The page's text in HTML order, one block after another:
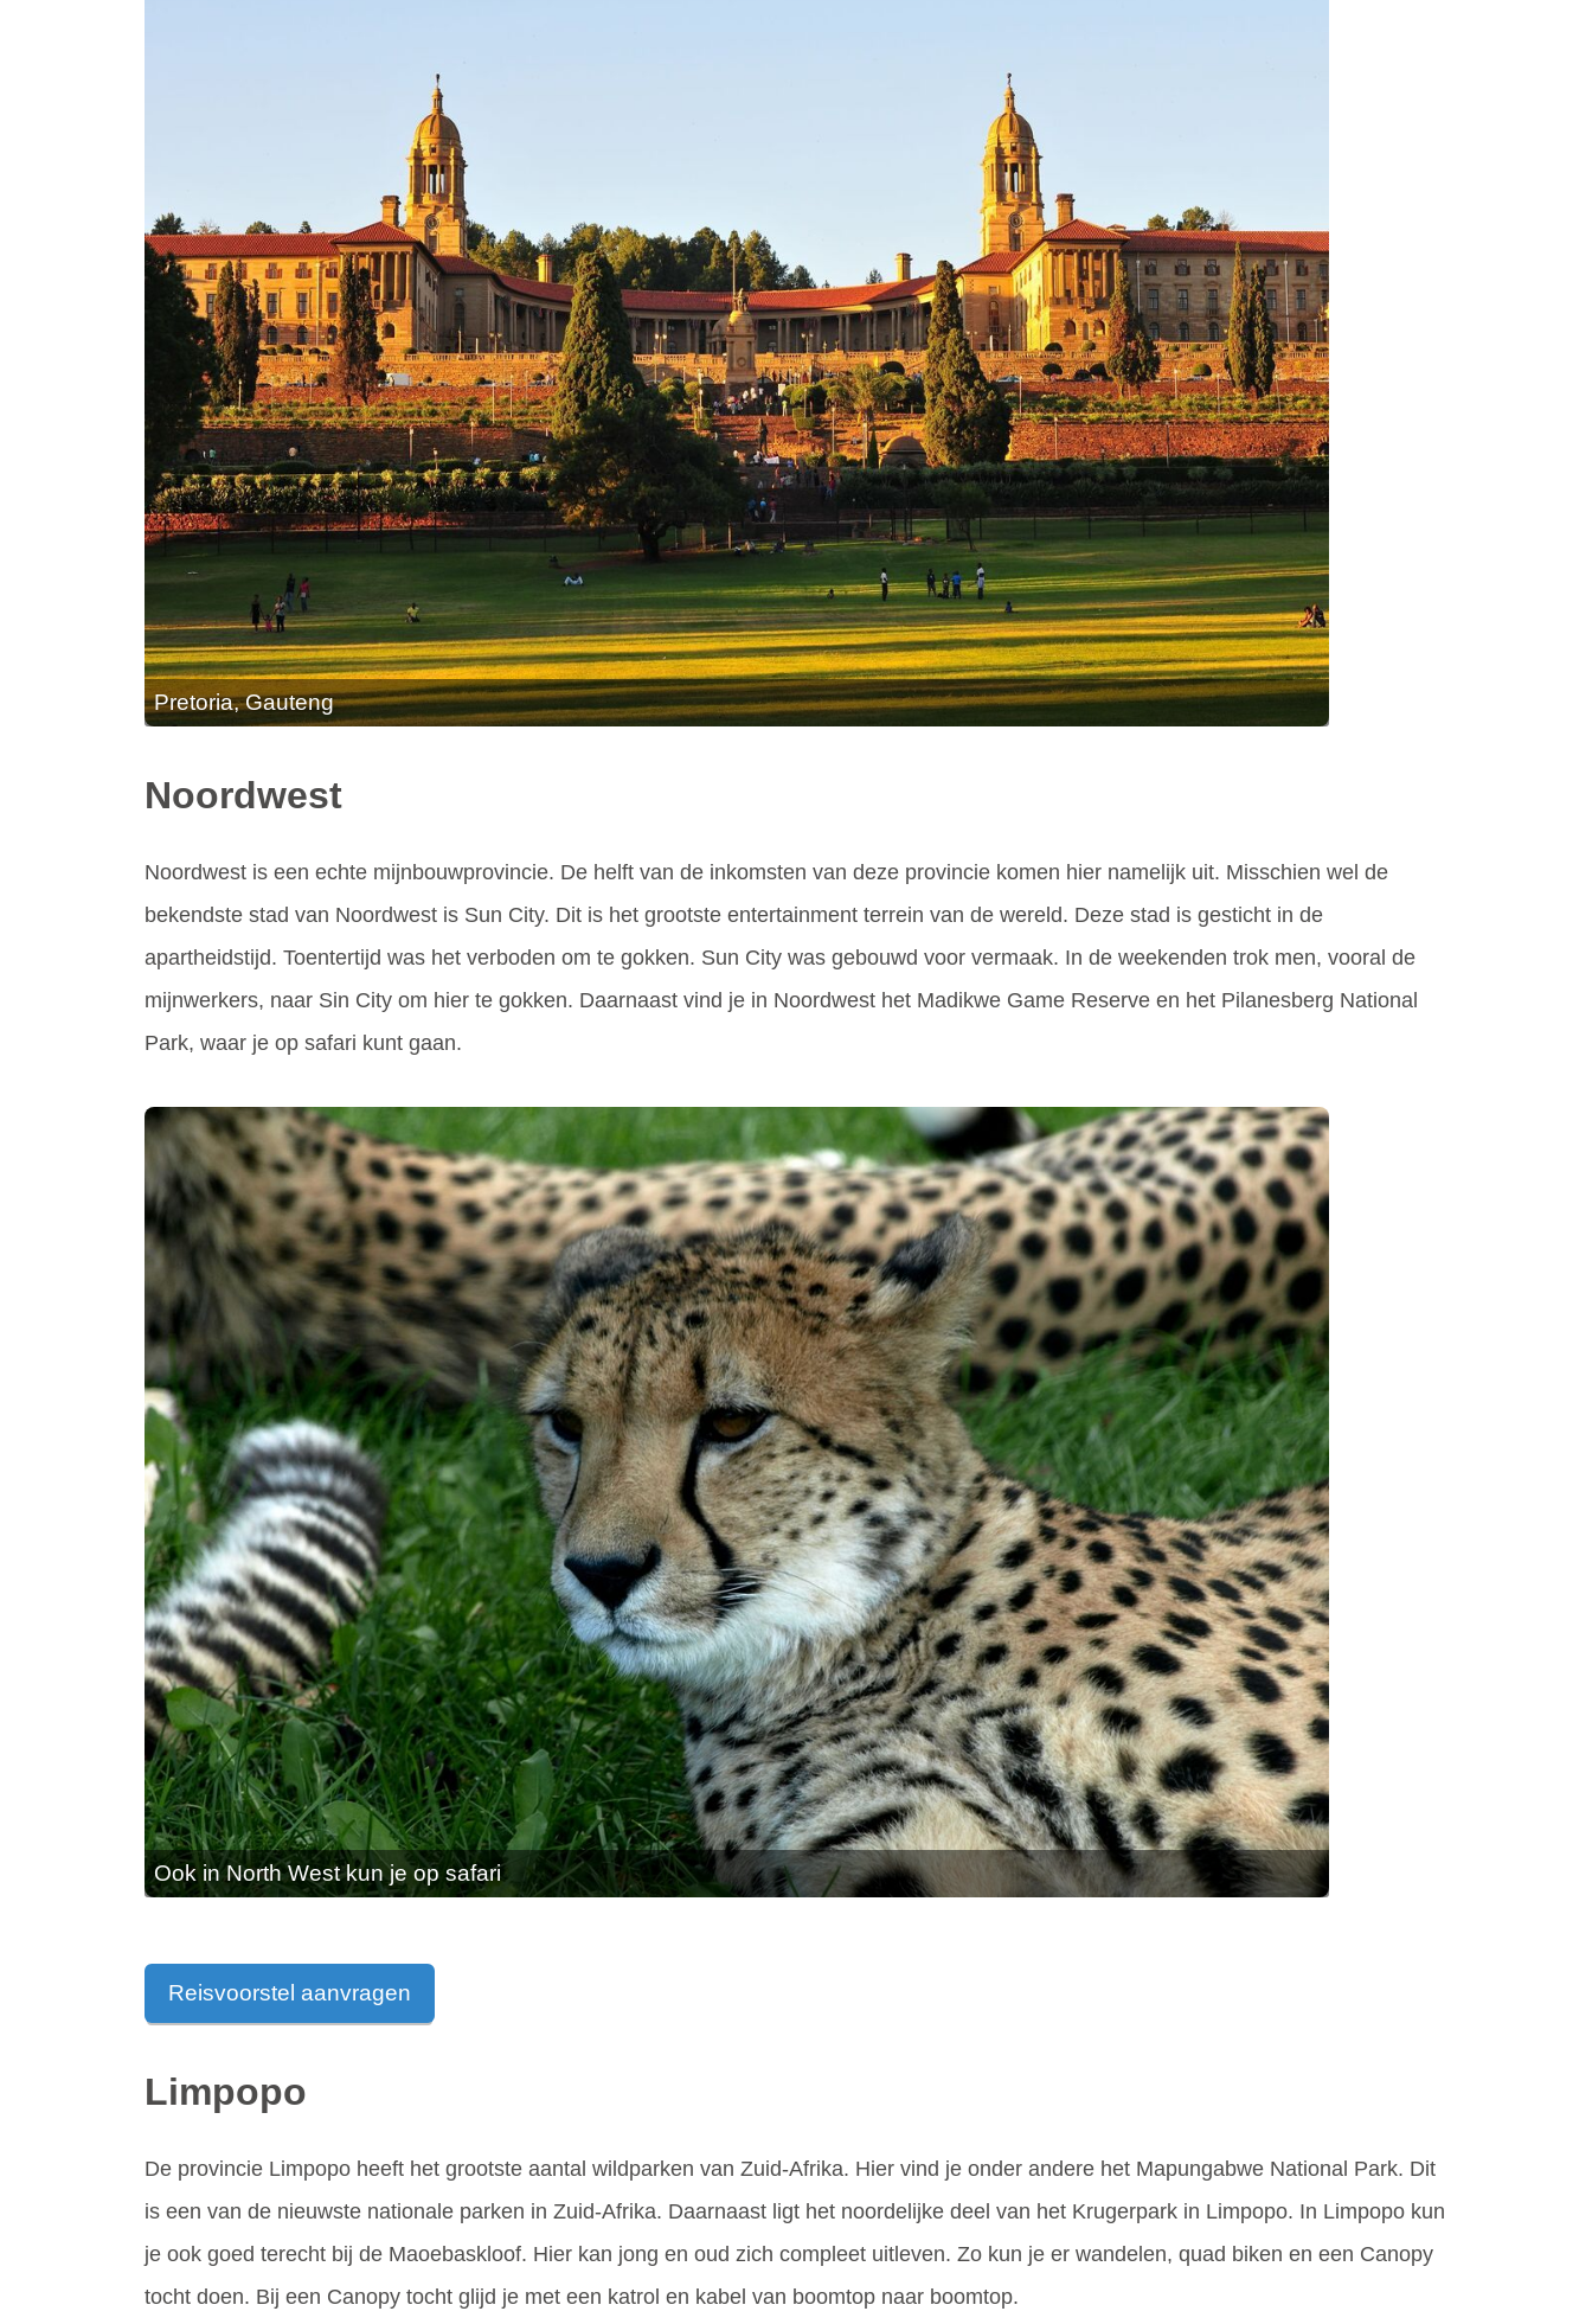
Pretoria, Gauteng
Noordwest
Noordwest is een echte mijnbouwprovincie. De helft van de inkomsten van deze provincie komen hier namelijk uit. Misschien wel de
bekendste stad van Noordwest is Sun City. Dit is het grootste entertainment terrein van de wereld. Deze stad is gesticht in de
apartheidstijd. Toentertijd was het verboden om te gokken. Sun City was gebouwd voor vermaak. In de weekenden trok men, vooral de
mijnwerkers, naar Sin City om hier te gokken. Daarnaast vind je in Noordwest het Madikwe Game Reserve en het Pilanesberg National
Park, waar je op safari kunt gaan.
Ook in North West kun je op safari
Reisvoorstel aanvragen
Limpopo
De provincie Limpopo heeft het grootste aantal wildparken van Zuid-Afrika. Hier vind je onder andere het Mapungabwe National Park. Dit
is een van de nieuwste nationale parken in Zuid-Afrika. Daarnaast ligt het noordelijke deel van het Krugerpark in Limpopo. In Limpopo kun
je ook goed terecht bij de Maoebaskloof. Hier kan jong en oud zich compleet uitleven. Zo kun je er wandelen, quad biken en een Canopy
tocht doen. Bij een Canopy tocht glijd je met een katrol en kabel van boomtop naar boomtop.